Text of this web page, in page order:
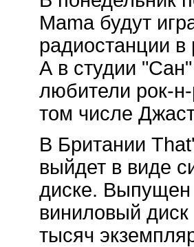
Mama будут
радиостанции
А в студии
любители рок-
том числе
В Британии
выйдет в виде
диске. Выпущен
виниловый диск
тысяч